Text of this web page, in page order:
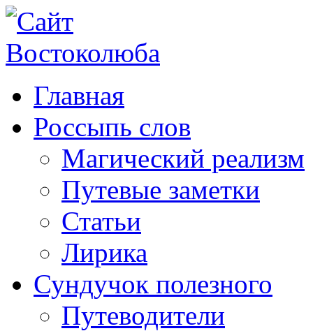
Главная
Россыпь слов
Магический реализм
Путевые заметки
Статьи
Лирика
Сундучок полезного
Путеводители